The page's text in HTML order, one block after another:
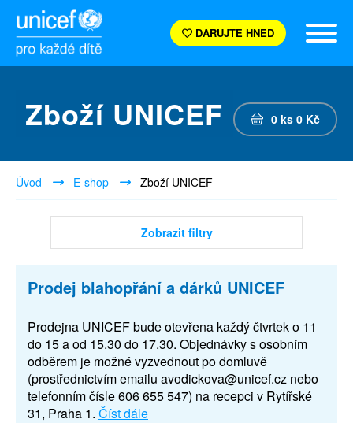
DARUJTE HNED
Zboží UNICEF 0 ks 0 Kč
Úvod E-shop Zboží UNICEF
Zobrazit filtry
Prodej blahopřání a dárků UNICEF
Prodejna UNICEF bude otevřena každý čtvrtek o 11
do 15 a od 15.30 do 17.30. Objednávky s osobním
odběrem je možné vyzvednout po domluvě
(prostřednictvím emailu avodickova@unicef.cz nebo
telefonním čísle 606 655 547) na recepci v Rytířské
31, Praha 1. Číst dále